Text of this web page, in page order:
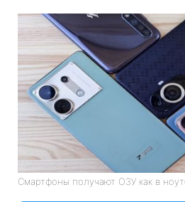
Смартфоны получают ОЗУ как в